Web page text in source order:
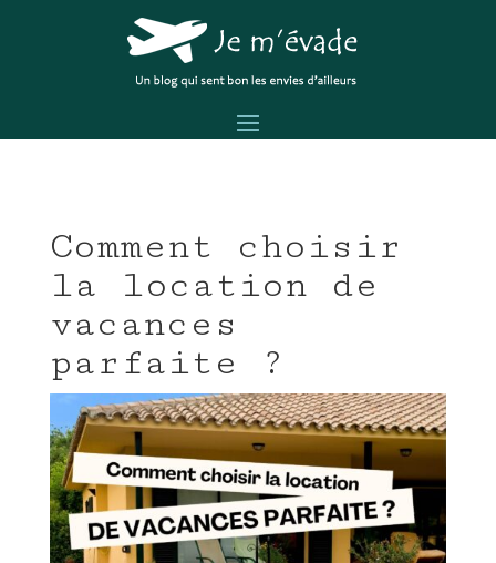
Comment choisir
la location de
vacances
parfaite ?